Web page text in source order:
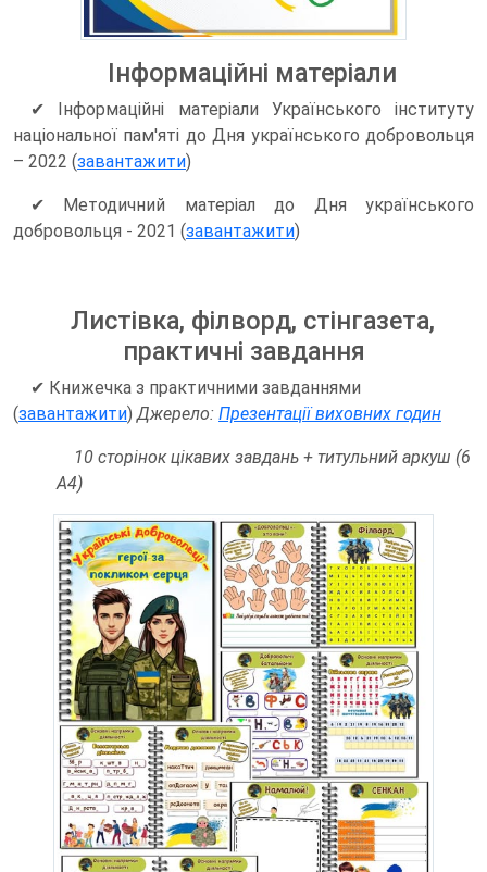
Інформаційні матеріали
✔ Інформаційні матеріали Українського інституту
національної пам'яті до Дня українського добровольця
– 2022 (завантажити)
✔ Методичний матеріал до Дня українського
добровольця - 2021 (завантажити)
Листівка, філворд, стінгазета,
практичні завдання
✔ Книжечка з практичними завданнями
(завантажити)Джерело: Презентації виховних годин
10 сторінок цікавих завдань + титульний аркуш (6
А4)